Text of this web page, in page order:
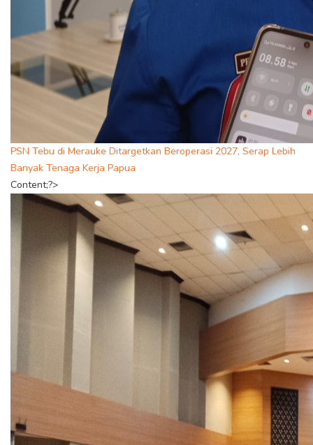
PSN Tebu di Merauke Ditargetkan Beroperasi 2027, Serap Lebih
Banyak Tenaga Kerja Papua
Content;?>